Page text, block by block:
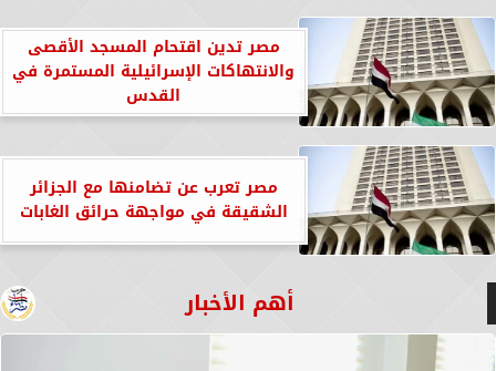
مصر تدين اقتحام المسجد الأقصى
والانتهاكات الإسرائيلية المستمرة في
القدس
مصر تعرب عن تضامنها مع الجزائر
الشقيقة في مواجهة حرائق الغابات
أهم الأخبار